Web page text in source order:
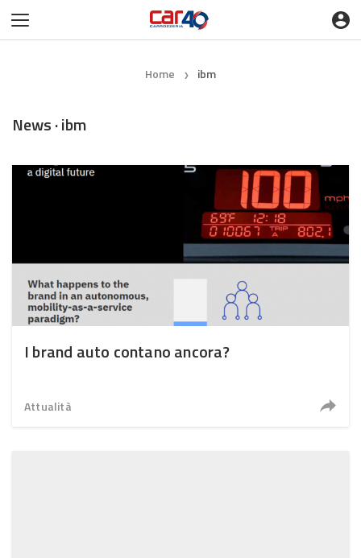
Home ❯ ibm
News · ibm
I brand auto contano ancora?
Attualità